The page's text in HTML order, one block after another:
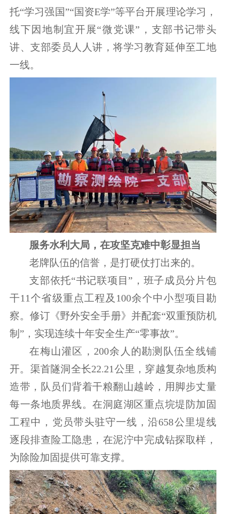
托“学习强国”“国资E学”等平台开展理论学习，
线下因地制宜开展“微党课”，支部书记带头
讲、支部委员人人讲，将学习教育延伸至工地
一线。
服务水利大局，在攻坚克难中彰显担当
老牌队伍的信誉，是打硬仗打出来的。
支部依托“书记联项目”，班子成员分片包
干11个省级重点工程及100余个中小型项目勘
察。修订《野外安全手册》并配套“双重预防机
制”，实现连续十年安全生产“零事故”。
在梅山灌区，200余人的勘测队伍全线铺
开。渠首隧洞全长22.21公里，穿越复杂地质构
造带，队员们背着干粮翻山越岭，用脚步丈量
每一条地质界线。在洞庭湖区重点垸堤防加固
工程中，党员带头驻守一线，沿658公里堤线
逐段排查险工隐患，在泥泞中完成钻探取样，
为除险加固提供可靠支撑。